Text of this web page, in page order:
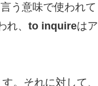
う意味で使われて
、 to inquireはア
。それに対して、